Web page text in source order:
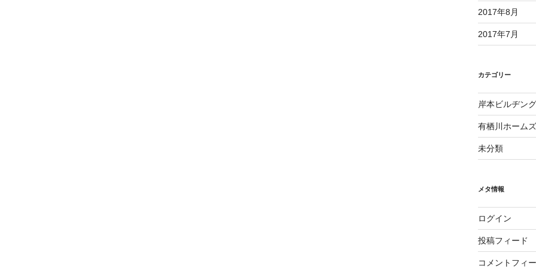
2017年8月
2017年7月
カテゴリー
岸本ビルヂング
有栖川ホームズ
未分類
メタ情報
ログイン
投稿フィード
コメントフィ